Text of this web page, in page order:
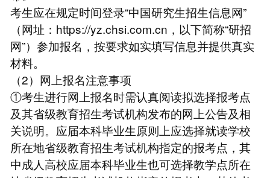
考生应在规定时间登录“中国研究生招生信息网”
（网址：https://yz.chsi.com.cn，以下简称“研招
网”）参加报名，按要求如实填写信息并提供真实
材料。
（2）网上报名注意事项
①考生进行网上报名时需认真阅读拟选择报考点
及其省级教育招生考试机构发布的网上公告及相
关说明。应届本科毕业生原则上应选择就读学校
所在地省级教育招生考试机构指定的报考点，其
中成人高校应届本科毕业生也可选择教学点所在